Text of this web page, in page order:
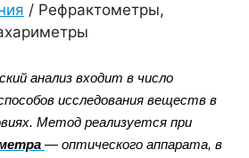
/ Рефрактометры,
анализ входит в число
исследования веществ в
Метод реализуется при
— оптического аппарата, в